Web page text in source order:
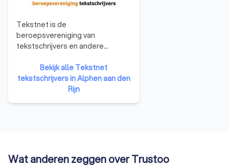
Tekstnet is de
beroepsvereniging van
tekstschrijvers en andere
en Vlaanderen. Ons doel is om
tekstschrijvers te
professionaliseren en collegiaal
de vereniging aangesloten.
Bekijk alle Tekstnet
tekstschrijvers in Alphen aan den
Rijn
Wat anderen zeggen over Trustoo